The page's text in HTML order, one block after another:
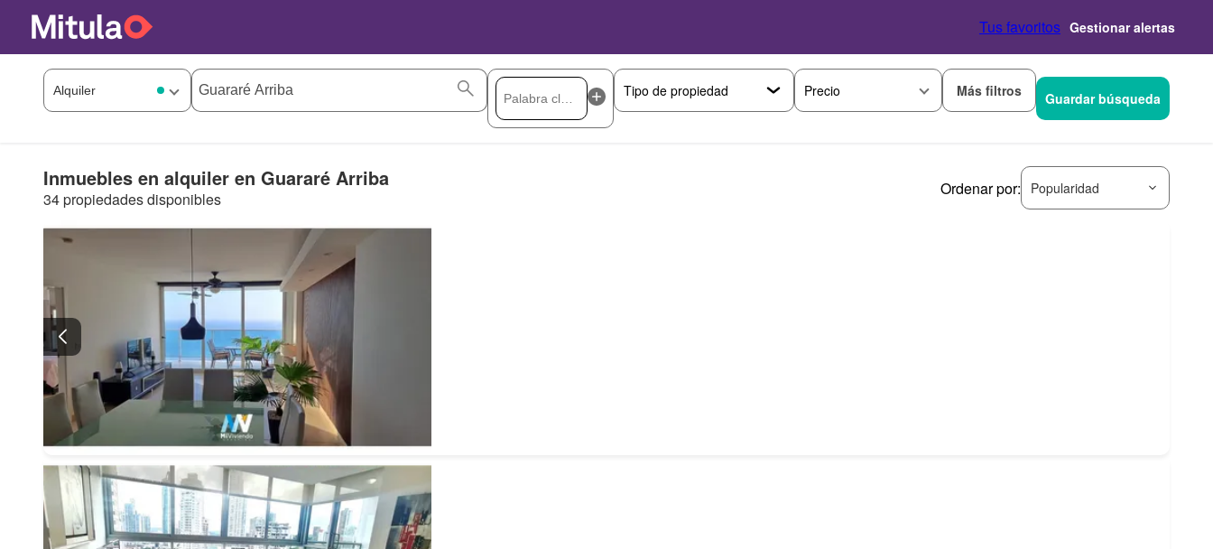
Tus favoritos Gestionar alertas
Precio Más filtros Guardar búsqueda
Inmuebles en alquiler en Guararé Arriba
34 propiedades disponibles
Ordenar por: Popularidad